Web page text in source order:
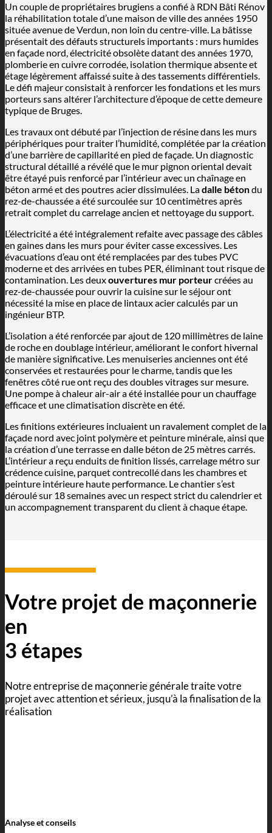
Un couple de propriétaires brugiens a confié à RDN Bâti Rénov
la réhabilitation totale d’une maison de ville des années 1950
située avenue de Verdun, non loin du centre-ville. La bâtisse
présentait des défauts structurels importants : murs humides
en façade nord, électricité obsolète datant des années 1970,
plomberie en cuivre corrodée, isolation thermique absente et
étage légèrement affaissé suite à des tassements différentiels.
Le défi majeur consistait à renforcer les fondations et les murs
porteurs sans altérer l’architecture d’époque de cette demeure
typique de Bruges.
Les travaux ont débuté par l’injection de résine dans les murs
périphériques pour traiter l’humidité, complétée par la création
d’une barrière de capillarité en pied de façade. Un diagnostic
structural détaillé a révélé que le mur pignon oriental devait
être étayé puis renforcé par l’intérieur avec un chaînage en
béton armé et des poutres acier dissimulées. Ladalle bétondu
rez-de-chaussée a été surcoulée sur 10 centimètres après
retrait complet du carrelage ancien et nettoyage du support.
L’électricité a été intégralement refaite avec passage des câbles
en gaines dans les murs pour éviter casse excessives. Les
évacuations d’eau ont été remplacées par des tubes PVC
moderne et des arrivées en tubes PER, éliminant tout risque de
contamination. Les deuxouvertures mur porteurcréées au
rez-de-chaussée pour ouvrir la cuisine sur le séjour ont
nécessité la mise en place de lintaux acier calculés par un
ingénieur BTP.
L’isolation a été renforcée par ajout de 120 millimètres de laine
de roche en doublage intérieur, améliorant le confort hivernal
de manière significative. Les menuiseries anciennes ont été
conservées et restaurées pour le charme, tandis que les
fenêtres côté rue ont reçu des doubles vitrages sur mesure.
Une pompe à chaleur air-air a été installée pour un chauffage
efficace et une climatisation discrète en été.
Les finitions extérieures incluaient un ravalement complet de la
façade nord avec joint polymère et peinture minérale, ainsi que
la création d’une terrasse en dalle béton de 25 mètres carrés.
L’intérieur a reçu enduits de finition lissés, carrelage métro sur
crédence cuisine, parquet contrecollé dans les chambres et
peinture intérieure haute performance. Le chantier s’est
déroulé sur 18 semaines avec un respect strict du calendrier et
un accompagnement transparent du client à chaque étape.
Votre projet de maçonnerie
en
3 étapes
Notre entreprise de maçonnerie générale traite votre
projet avec attention et sérieux, jusqu’à la finalisation de la
réalisation
Analyse et conseils